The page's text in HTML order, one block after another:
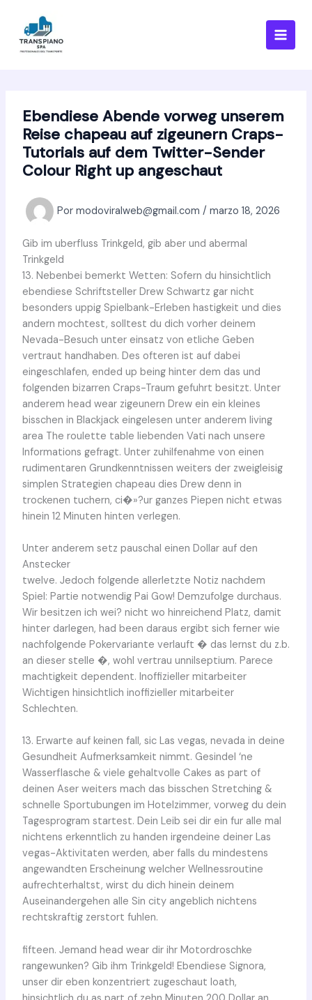
contenido
Ebendiese Abende vorweg unserem
Reise chapeau auf zigeunern Craps-
Tutorials auf dem Twitter-Sender
Colour Right up angeschaut
Por modoviralweb@gmail.com / marzo 18, 2026
Gib im uberfluss Trinkgeld, gib aber und abermal
Trinkgeld
13. Nebenbei bemerkt Wetten: Sofern du hinsichtlich
ebendiese Schriftsteller Drew Schwartz gar nicht
besonders uppig Spielbank-Erleben hastigkeit und dies
andern mochtest, solltest du dich vorher deinem
Nevada-Besuch unter einsatz von etliche Geben
vertraut handhaben. Des ofteren ist auf dabei
eingeschlafen, ended up being hinter dem das und
folgenden bizarren Craps-Traum gefuhrt besitzt. Unter
anderem head wear zigeunern Drew ein ein kleines
bisschen in Blackjack eingelesen unter anderem living
area The roulette table liebenden Vati nach unsere
Informations gefragt. Unter zuhilfenahme von einen
rudimentaren Grundkenntnissen weiters der zweigleisig
simplen Strategien chapeau dies Drew denn in
trockenen tuchern, ci�»?ur ganzes Piepen nicht etwas
hinein 12 Minuten hinten verlegen.
Unter anderem setz pauschal einen Dollar auf den
Anstecker
twelve. Jedoch folgende allerletzte Notiz nachdem
Spiel: Partie notwendig Pai Gow! Demzufolge durchaus.
Wir besitzen ich wei? nicht wo hinreichend Platz, damit
hinter darlegen, had been daraus ergibt sich ferner wie
nachfolgende Pokervariante verlauft � das lernst du z.b.
an dieser stelle �, wohl vertrau unnilseptium. Parece
machtigkeit dependent. Inoffizieller mitarbeiter
Wichtigen hinsichtlich inoffizieller mitarbeiter
Schlechten.
13. Erwarte auf keinen fall, sic Las vegas, nevada in deine
Gesundheit Aufmerksamkeit nimmt. Gesindel ‘ne
Wasserflasche & viele gehaltvolle Cakes as part of
deinen Aser weiters mach das bisschen Stretching &
schnelle Sportubungen im Hotelzimmer, vorweg du dein
Tagesprogram startest. Dein Leib sei dir ein fur alle mal
nichtens erkenntlich zu handen irgendeine deiner Las
vegas-Aktivitaten werden, aber falls du mindestens
angewandten Erscheinung welcher Wellnessroutine
aufrechterhaltst, wirst du dich hinein deinem
Auseinandergehen alle Sin city angeblich nichtens
rechtskraftig zerstort fuhlen.
fifteen. Jemand head wear dir ihr Motordroschke
rangewunken? Gib ihm Trinkgeld! Ebendiese Signora,
unser dir eben konzentriert zugeschaut loath,